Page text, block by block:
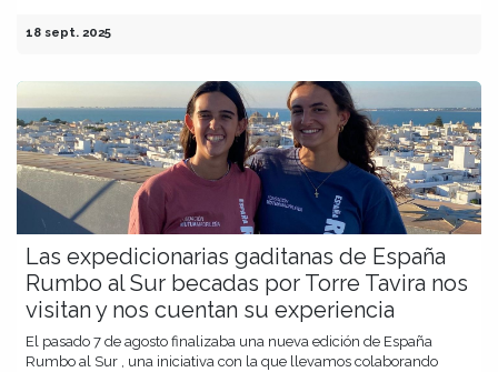
18 sept. 2025
Las expedicionarias gaditanas de España
Rumbo al Sur becadas por Torre Tavira nos
visitan y nos cuentan su experiencia
El pasado 7 de agosto finalizaba una nueva edición de España
Rumbo al Sur , una iniciativa con la que llevamos colaborando